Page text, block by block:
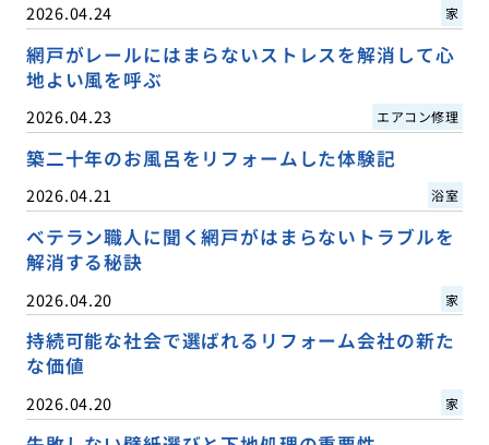
2026.04.24 家
網戸がレールにはまらないストレスを解消して心
地よい風を呼ぶ
2026.04.23 エアコン修理
築二十年のお風呂をリフォームした体験記
2026.04.21 浴室
ベテラン職人に聞く網戸がはまらないトラブルを
解消する秘訣
2026.04.20 家
持続可能な社会で選ばれるリフォーム会社の新た
な価値
2026.04.20 家